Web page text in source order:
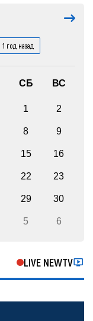
1 год назад
СБ ВС
1 2
8 9
15 16
22 23
29 30
5 6
LIVE NEWTV